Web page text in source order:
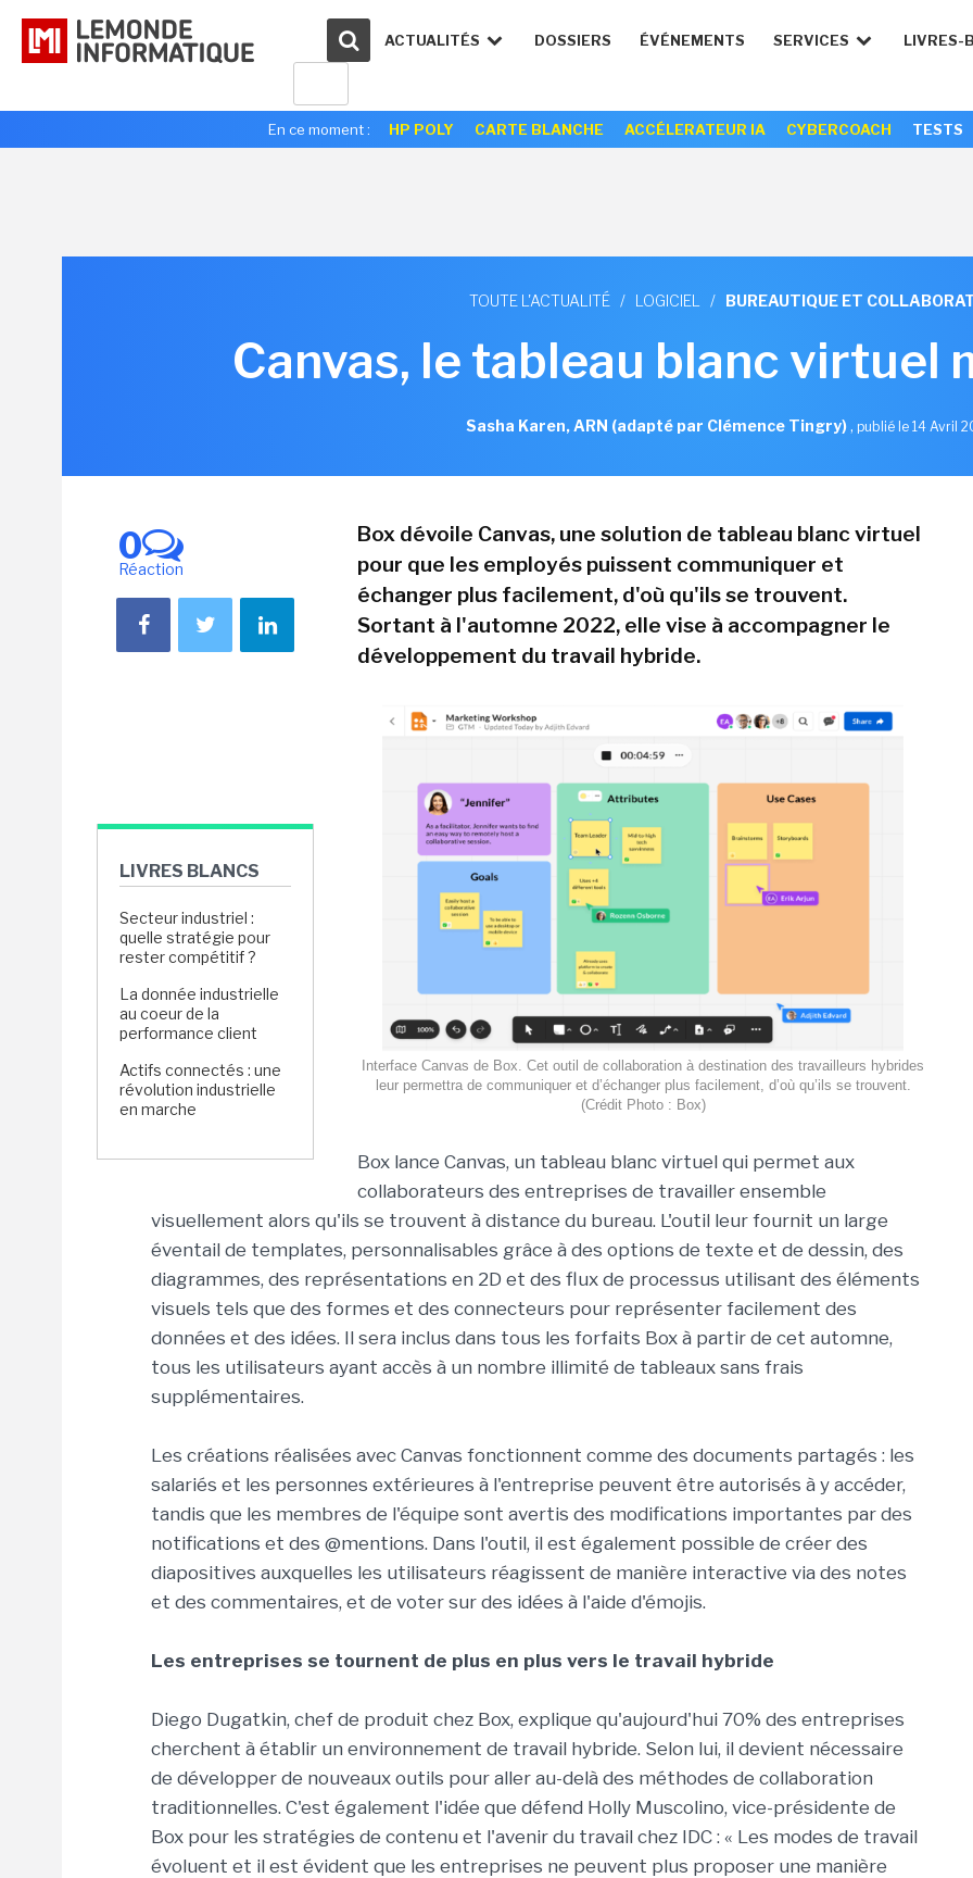
ACTUALITÉS DOSSIERS ÉVÉNEMENTS SERVICES LIVRES-
En ce moment : HP POLY CARTE BLANCHE ACCÉLERATEUR IA CYBERCOACH TESTS
TOUTE L'ACTUALITÉ / LOGICIEL / BUREAUTIQUE ET
Canvas, le tableau blanc virtuel
Sasha Karen, ARN (adapté par Clémence Tingry), publié le 14 Avril
0
Réaction
LIVRES BLANCS
Secteur industriel :
quelle stratégie pour
rester compétitif ?
La donnée industrielle
au coeur de la
performance client
Actifs connectés : une
révolution industrielle
en marche
Box dévoile Canvas, une solution de tableau blanc virtuel
pour que les employés puissent communiquer et
échanger plus facilement, d'où qu'ils se trouvent.
Sortant à l'automne 2022, elle vise à accompagner le
développement du travail hybride.
Interface Canvas de Box. Cet outil de collaboration à destination des travailleurs hybrides
leur permettra de communiquer et d’échanger plus facilement, d’où qu’ils se trouvent.
(Crédit Photo : Box)
Box lance Canvas, un tableau blanc virtuel qui permet aux
collaborateurs des entreprises de travailler ensemble
visuellement alors qu'ils se trouvent à distance du bureau. L'outil leur fournit un large
éventail de templates, personnalisables grâce à des options de texte et de dessin, des
diagrammes, des représentations en 2D et des flux de processus utilisant des éléments
visuels tels que des formes et des connecteurs pour représenter facilement des
données et des idées. Il sera inclus dans tous les forfaits Box à partir de cet automne,
tous les utilisateurs ayant accès à un nombre illimité de tableaux sans frais
supplémentaires.
Les créations réalisées avec Canvas fonctionnent comme des documents partagés : les
salariés et les personnes extérieures à l'entreprise peuvent être autorisés à y accéder,
tandis que les membres de l'équipe sont avertis des modifications importantes par des
notifications et des @mentions. Dans l'outil, il est également possible de créer des
diapositives auxquelles les utilisateurs réagissent de manière interactive via des notes
et des commentaires, et de voter sur des idées à l'aide d'émojis.
Les entreprises se tournent de plus en plus vers le travail hybride
Diego Dugatkin, chef de produit chez Box, explique qu'aujourd'hui 70% des entreprises
cherchent à établir un environnement de travail hybride. Selon lui, il devient nécessaire
de développer de nouveaux outils pour aller au-delà des méthodes de collaboration
traditionnelles. C'est également l'idée que défend Holly Muscolino, vice-présidente de
Box pour les stratégies de contenu et l'avenir du travail chez IDC : « Les modes de travail
évoluent et il est évident que les entreprises ne peuvent plus proposer une manière